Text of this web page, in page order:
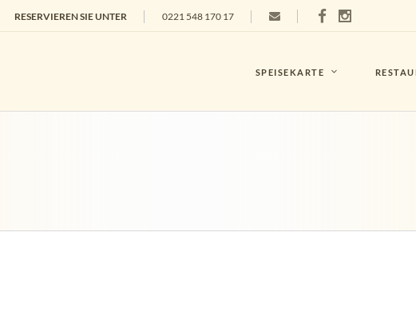
RESERVIEREN SIE UNTER 0221 548 170 17
SPEISEKARTE